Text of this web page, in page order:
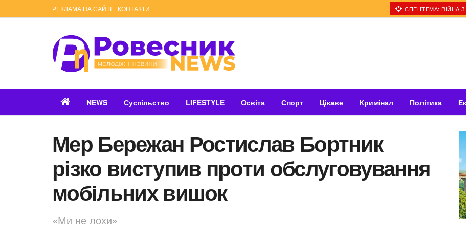
РЕКЛАМА НА САЙТІ КОНТАКТИ СПЕЦТЕМА: ВІЙНА
NEWS Суспільство LIFESTYLE Освіта Спорт Цікаве Кримінал Політика
Мер Бережан Ростислав Бортник
різко виступив проти обслуговування
мобільних вишок
«Ми не лохи»